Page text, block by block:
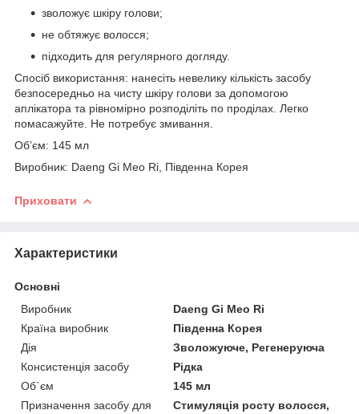
зволожує шкіру голови;
не обтяжує волосся;
підходить для регулярного догляду.
Спосіб використання: нанесіть невелику кількість засобу
безпосередньо на чисту шкіру голови за допомогою
аплікатора та рівномірно розподіліть по проділах. Легко
помасажуйте. Не потребує змивання.
Об’єм: 145 мл
Виробник: Daeng Gi Meo Ri, Південна Корея
Приховати
Характеристики
Основні
Виробник
Daeng Gi Meo Ri
Країна виробник
Південна Корея
Дія
Зволожуюче, Регенеруюча
Консистенція засобу
Рідка
Об`єм
145 мл
Призначення засобу для
Стимуляція росту волосся,